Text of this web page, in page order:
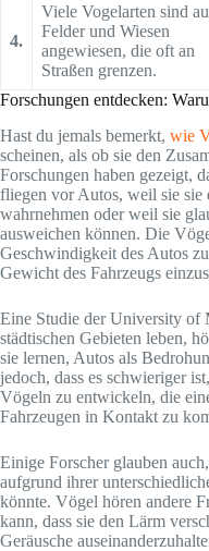
4.
Viele Vogelarten sind
Felder und Wiesen
angewiesen, die oft an
Straßen grenzen.
Forschungen entdecken:
Hast du jemals bemerkt, wie
scheinen, als ob sie den
Forschungen haben gezeigt,
fliegen vor Autos, weil sie sie
wahrnehmen oder weil sie
ausweichen können. Die
Geschwindigkeit des Autos
Gewicht des Fahrzeugs
Eine Studie der University of
städtischen Gebieten leben,
sie lernen, Autos als
jedoch, dass es schwieriger
Vögeln zu entwickeln, die
Fahrzeugen in Kontakt zu
Einige Forscher glauben
aufgrund ihrer
könnte. Vögel hören andere
kann, dass sie den Lärm
Geräusche